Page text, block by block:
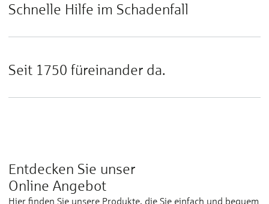
Schnelle Hilfe im Schadenfall
Seit 1750 füreinander da.
Entdecken Sie unser
Online Angebot
Hier finden Sie unsere Produkte, die Sie einfach und bequem